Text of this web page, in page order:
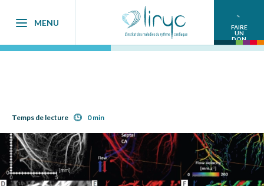
MENU
FAIRE
UN
DON
Temps de lecture 0 min